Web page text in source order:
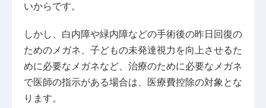
いからです。
しかし、白内障や緑内障などの手術後の昨日回復の
ためのメガネ、子どもの未発達視力を向上させるた
めに必要なメガネなど、治療のために必要なメガネ
で医師の指示がある場合は、医療費控除の対象とな
ります。